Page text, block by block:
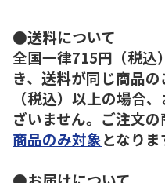
●送料について
全国一律715円（税込
き、送料が同じ商品
（税込）以上の場合
ざいません。ご注文の
商品のみ対象となりま